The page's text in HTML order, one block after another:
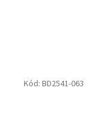
Kód: BD2541-063